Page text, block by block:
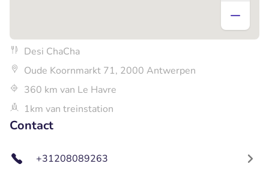
Desi ChaCha
Oude Koornmarkt 71, 2000 Antwerpen
360 km van Le Havre
1km van treinstation
Contact
+31208089263